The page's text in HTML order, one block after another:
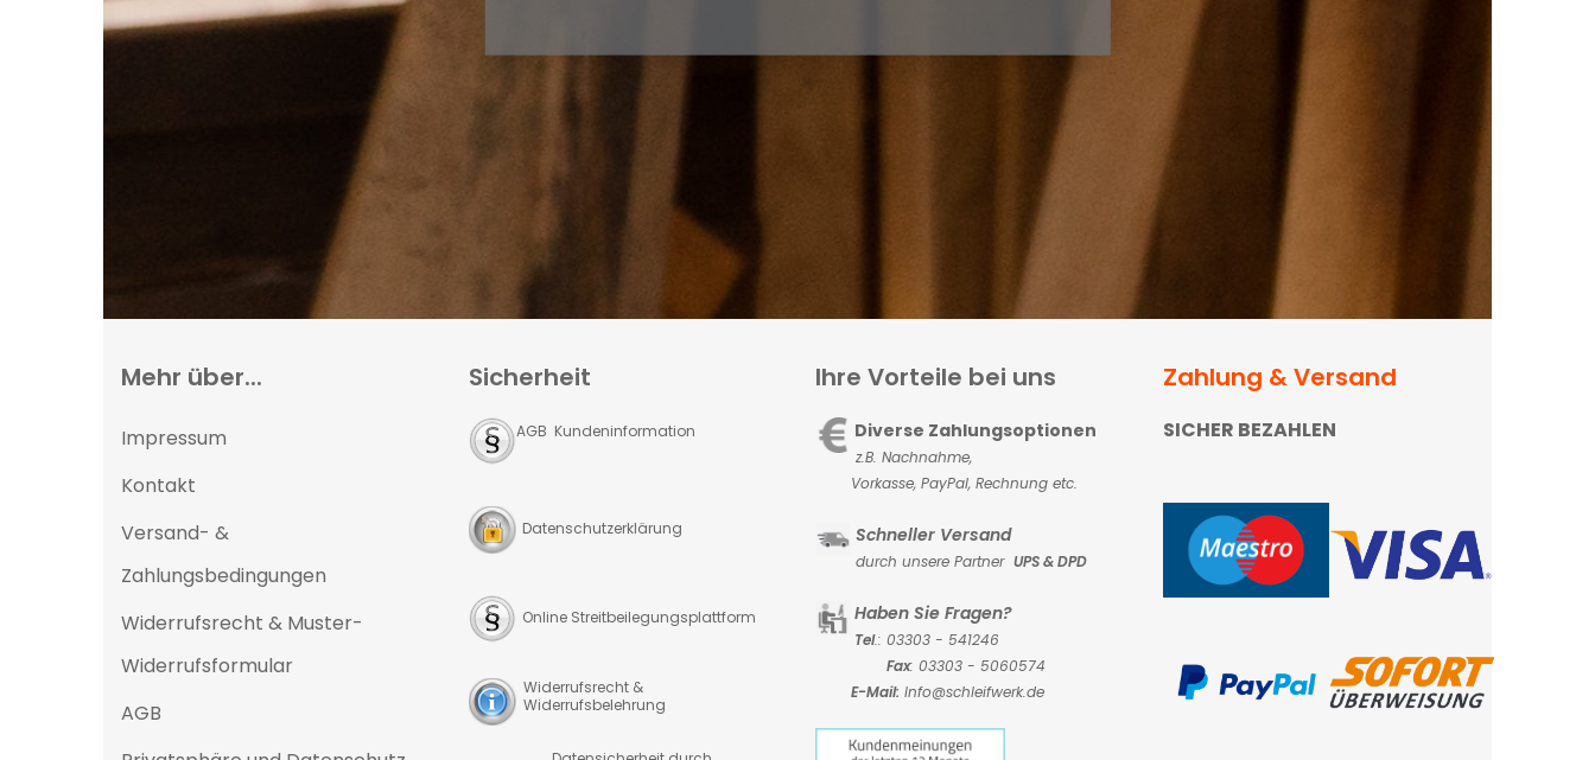
Mehr über...
Impressum
Kontakt
Versand- &
Zahlungsbedingungen
Widerrufsrecht & Muster-
Widerrufsformular
AGB
Sicherheit
AGB Kundeninformation
Datenschutzerklärung
Online Streitbeilegungsplattform
Widerrufsrecht &
Widerrufsbelehrung
Ihre Vorteile bei uns
Diverse Zahlungsoptionen
z.B. Nachnahme,
Vorkasse, PayPal, Rechnung etc.
Schneller Versand
durch unsere Partner UPS & DPD
Haben Sie Fragen?
Tel.: 03303 - 541246
Fax: 03303 - 5060574
E-Mail: Info@schleifwerk.de
Zahlung & Versand
SICHER BEZAHLEN